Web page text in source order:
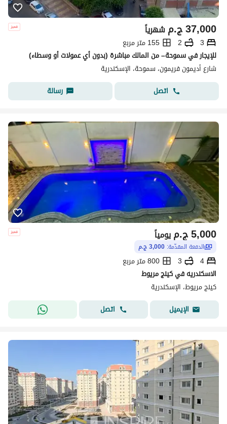
ج.م37,000 شهرياً
3
2
155 متر مربع
للإيجار في سموحة– من المالك مباشرة (بدون أي عمولات أو وسطاء)
شارع أديمون فريمون، سموحة، الإسكندرية
اتصل
رسالة
ج.م5,000 يومياً
الدفعة المقدّمة: 3,000 ج.م
4
3
800 متر مربع
الاسكندريه في كينج مريوط
كينج مريوط، الإسكندرية
الإيميل
اتصل